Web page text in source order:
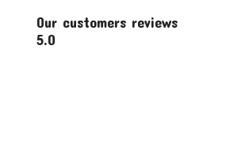
Our customers reviews
5.0